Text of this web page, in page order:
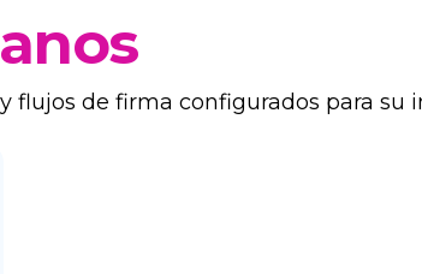
de firma configurados para su